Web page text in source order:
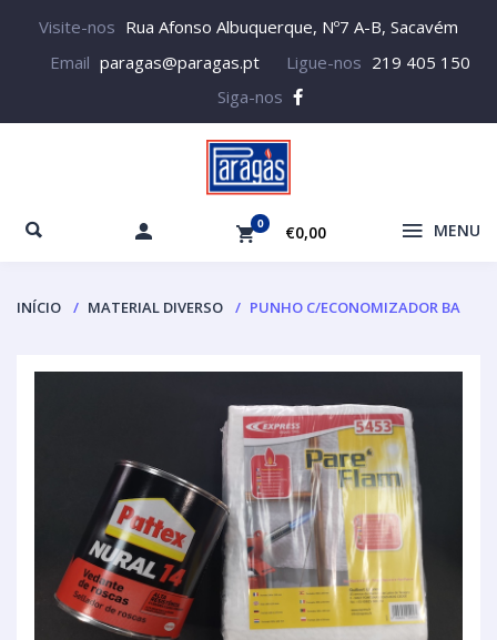
Visite-nos Rua Afonso Albuquerque, Nº7 A-B, Sacavém
Email paragas@paragas.pt Ligue-nos 219 405 150
Siga-nos
0 €0,00 MENU
INÍCIO MATERIAL DIVERSO PUNHO C/ECONOMIZADOR BA